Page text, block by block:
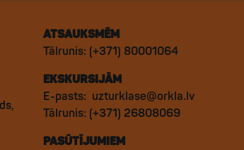
ATSAUKSMĒM
Tālrunis: (+371) 80001064
EKSKURSIJĀM
E-pasts: uzturklase@orkla.lv
Tālrunis: (+371) 26808069
PASŪTĪJUMIEM